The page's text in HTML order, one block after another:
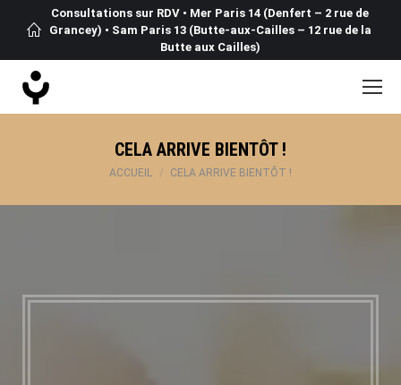
Consultations sur RDV • Mer Paris 14 (Denfert – 2 rue de
Grancey) • Sam Paris 13 (Butte-aux-Cailles – 12 rue de la
Butte aux Cailles)
CELA ARRIVE BIENTÔT !
Vous êtes ici :
ACCUEIL CELA ARRIVE BIENTÔT !